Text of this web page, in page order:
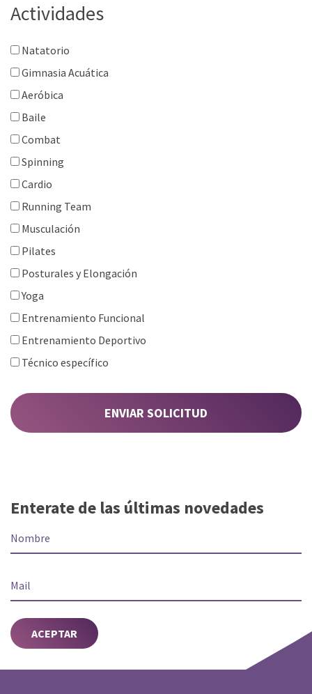
Actividades
Natatorio
Gimnasia Acuática
Aeróbica
Baile
Combat
Spinning
Cardio
Running Team
Musculación
Pilates
Posturales y Elongación
Yoga
Entrenamiento Funcional
Entrenamiento Deportivo
Técnico específico
ENVIAR SOLICITUD
Enterate de las últimas novedades
ACEPTAR